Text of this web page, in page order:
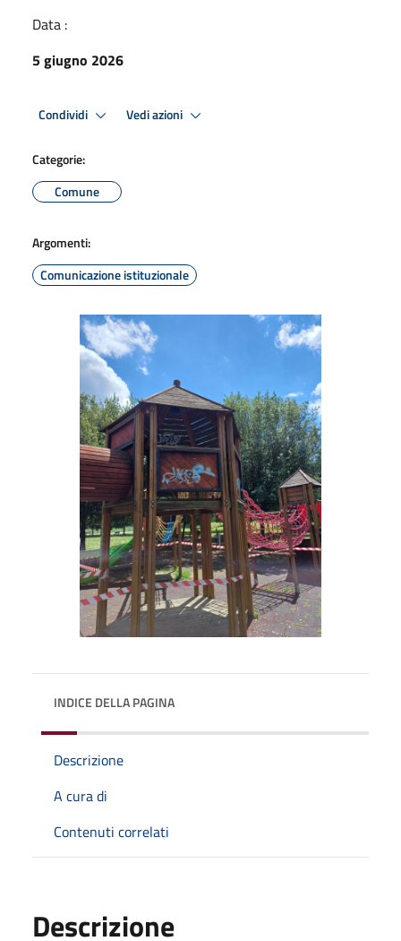
Data :
5 giugno 2026
Condividi Vedi azioni
Categorie:
Comune
Argomenti:
Comunicazione istituzionale
INDICE DELLA PAGINA
Descrizione
A cura di
Contenuti correlati
Descrizione